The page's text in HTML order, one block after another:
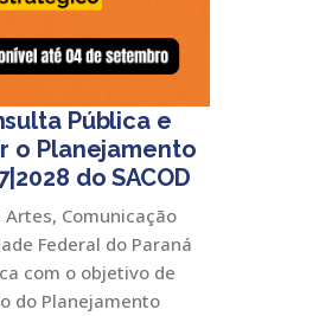
Pública e
o Planejamento
do SACOD
Comunicação
Federal do Paraná
com o objetivo de
do Planejamento